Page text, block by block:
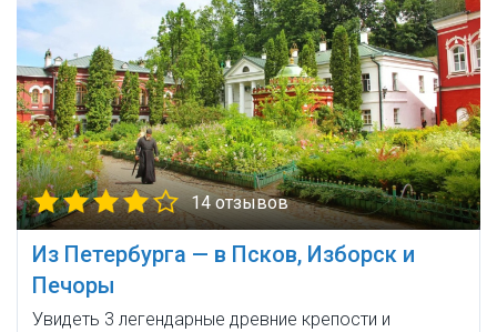
14 отзывов
Из Петербурга — в Псков, Изборск и
Печоры
Увидеть 3 легендарные древние крепости и